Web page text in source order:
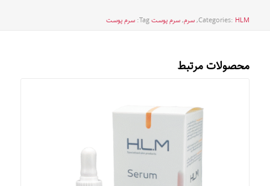
Categories: HLM
,سرم,سرم پوستTag: سرم پوست
محصولات مرتبط